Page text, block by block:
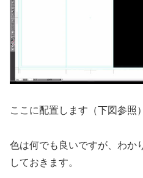
ここに配置します（下図参照）
色は何でも良いですが、わか
しておきます。